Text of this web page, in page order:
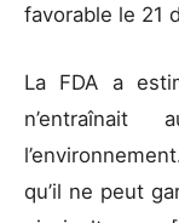
favorable le 21
La FDA a
n’entraînait
qu’il ne peut